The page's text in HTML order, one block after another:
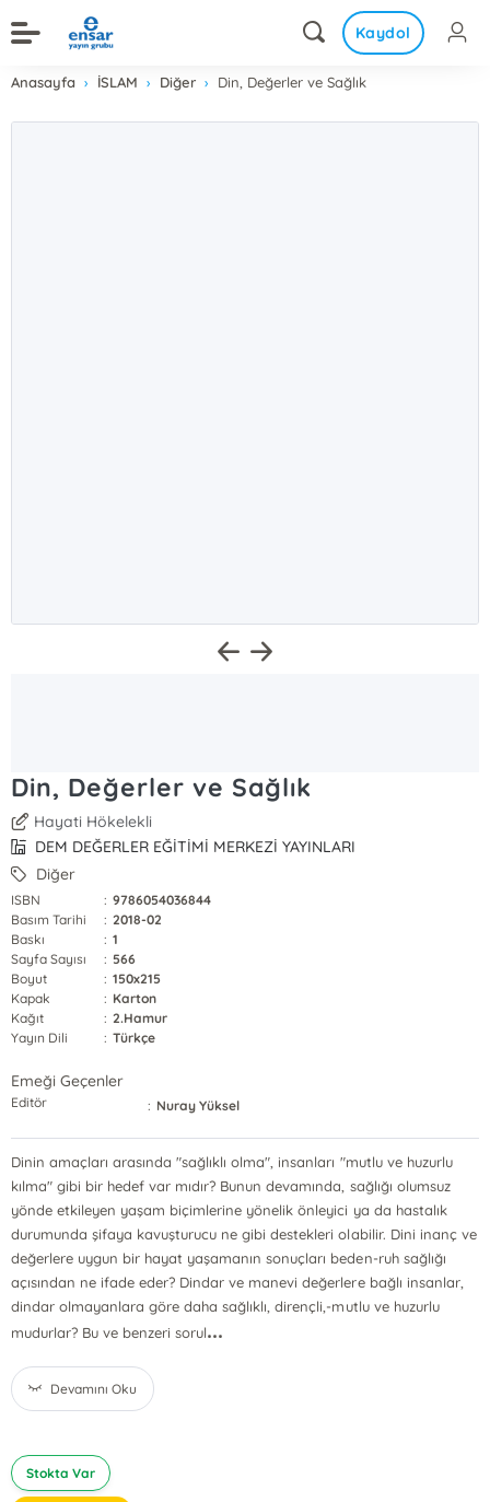
Kaydol
Anasayfa İSLAM Diğer Din, Değerler ve Sağlık
Din, Değerler ve Sağlık
Hayati Hökelekli
DEM DEĞERLER EĞİTİMİ MERKEZİ YAYINLARI
Diğer
ISBN : 9786054036844
Basım Tarihi
: 2018-02
Baskı
: 1
Sayfa Sayısı
: 566
Boyut
: 150x215
Kapak
: Karton
Kağıt
: 2.Hamur
Yayın Dili
: Türkçe
Emeği Geçenler
Editör : Nuray Yüksel
Dinin amaçları arasında "sağlıklı olma", insanları "mutlu ve huzurlu
kılma" gibi bir hedef var mıdır? Bunun devamında, sağlığı olumsuz
yönde etkileyen yaşam biçimlerine yönelik önleyici ya da hastalık
durumunda şifaya kavuşturucu ne gibi destekleri olabilir. Dini inanç ve
değerlere uygun bir hayat yaşamanın sonuçları beden-ruh sağlığı
açısından ne ifade eder? Dindar ve manevi değerlere bağlı insanlar,
dindar olmayanlara göre daha sağlıklı, dirençli,-mutlu ve huzurlu
mudurlar? Bu ve benzeri sorul...
Devamını Oku
Stokta Var